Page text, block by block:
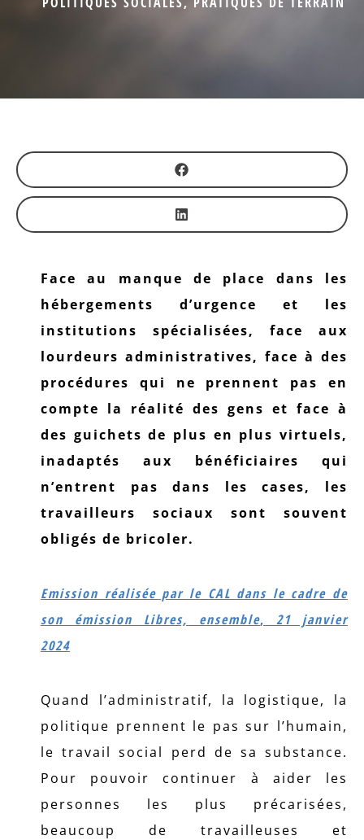
Face au manque de place dans les
hébergements d’urgence et les
institutions spécialisées, face aux
lourdeurs administratives, face à des
procédures qui ne prennent pas en
compte la réalité des gens et face à
des guichets de plus en plus virtuels,
inadaptés aux bénéficiaires qui
n’entrent pas dans les cases, les
travailleurs sociaux sont souvent
obligés de bricoler.
Emission réalisée par le CAL dans le cadre de
son émission Libres, ensemble, 21 janvier
2024
Quand l’administratif, la logistique, la
politique prennent le pas sur l’humain,
le travail social perd de sa substance.
Pour pouvoir continuer à aider les
personnes les plus précarisées,
beaucoup de travailleuses et